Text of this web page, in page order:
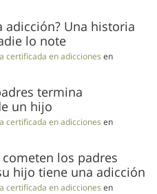
adicción? Una historia
lo note
certificada en adicciones en
termina
un hijo
certificada en adicciones en
los padres
hijo tiene una adicción
certificada en adicciones en